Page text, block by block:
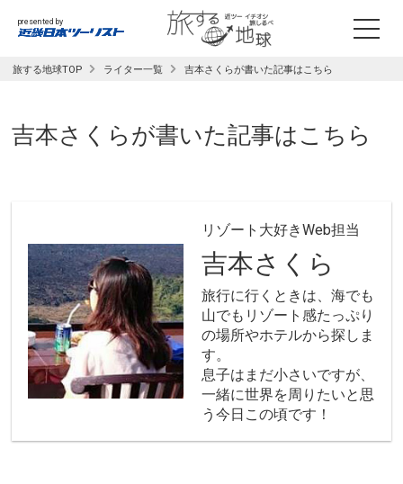
presented by
旅する地球TOP ライター一覧 吉本さくらが書いた記事はこちら
吉本さくら が書いた記事はこちら
リゾート大好きWeb担当
吉本さくら
旅行に行くときは、海でも
山でもリゾート感たっぷり
の場所やホテルから探しま
す。
息子はまだ小さいですが、
一緒に世界を周りたいと思
う今日この頃です！